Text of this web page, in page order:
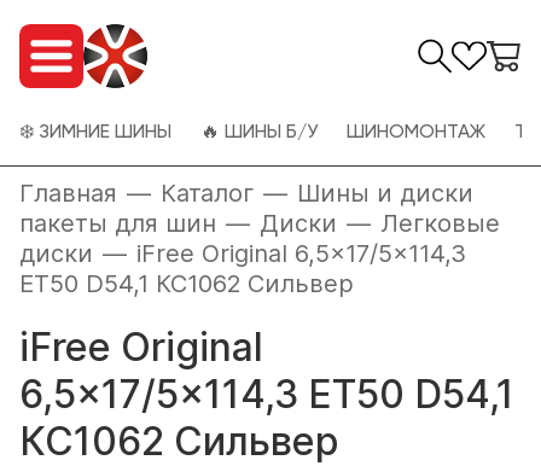
❄️ ЗИМНИЕ ШИНЫ 🔥 ШИНЫ Б/У ШИНОМОНТАЖ
Главная — Каталог — Шины и диски
пакеты для шин — Диски — Легковые
диски — iFree Original 6,5x17/5x114,3
ET50 D54,1 КС1062 Сильвер
iFree Original
6,5x17/5x114,3 ET50 D54,1
КС1062 Сильвер